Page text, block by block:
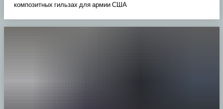
композитных гильзах для армии США